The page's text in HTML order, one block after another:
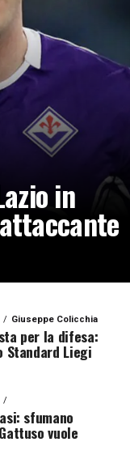
in
Giuseppe Colicchia
per la difesa:
Standard Liegi
sfumano
vuole